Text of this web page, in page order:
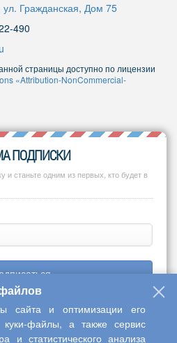
Гражданская, Дом 75
490
страницы доступно по лицензии
«Attribution-NonCommercial-
ПОДПИСКИ
станьте одним из первых, кто будет в
сотрудничества «Интерактив
сайта и оптимизации его
файлы, а также сервис
и статистического анализа